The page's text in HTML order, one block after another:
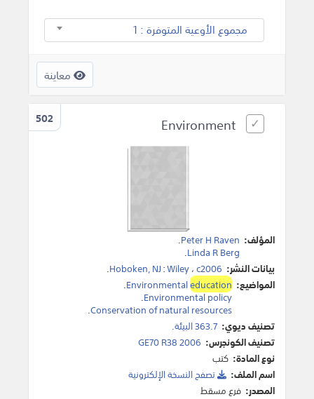
مجموع الأوعية المتوفرة : 1
معاينة
502
المؤلف: Peter H Raven
.
Linda R Berg
.
بيانات النشر:
Hoboken, NJ:Wiley،c2006
.
المواضيع:
Environmentaleducation
.
Environmental policy
.
Conservation of natural resources
.
تصنيف ديوي: 363.7 البيئة.
تصنيف الكونجرس: GE70 R38 2006
نوع المادة: كتب
اسم الملف:
تصفح النسخة اﻹلكترونية
المصدر: فرع مسقط